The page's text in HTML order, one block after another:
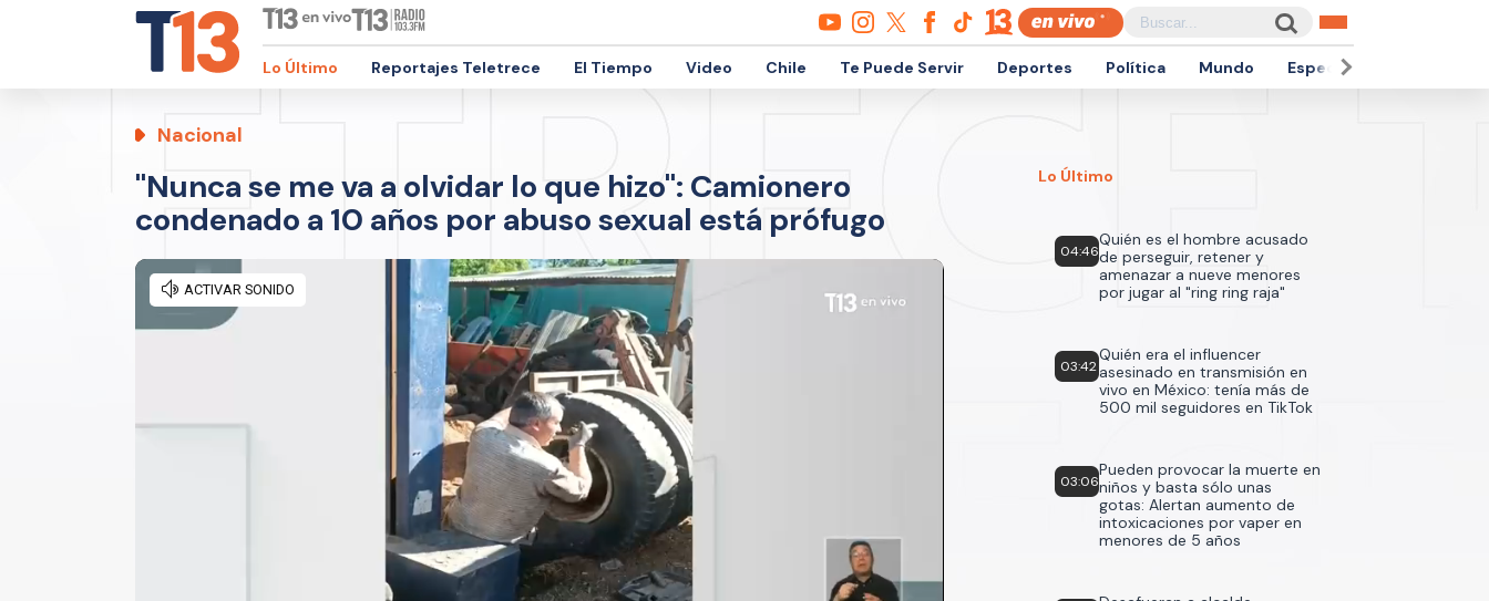
Lo Último Reportajes Teletrece El Tiempo Video Chile Te Puede Servir Deportes Política Mundo Espectáculos
Nacional
"Nunca se me va a olvidar lo que hizo": Camionero
condenado a 10 años por abuso sexual está prófugo
Lo Último
04:46
Quién es el hombre acusado
de perseguir, retener y
amenazar a nueve menores
por jugar al "ring ring raja"
03:42
Quién era el influencer
asesinado en transmisión en
vivo en México: tenía más de
500 mil seguidores en TikTok
03:06
Pueden provocar la muerte en
niños y basta sólo unas
gotas: Alertan aumento de
intoxicaciones por vaper en
menores de 5 años